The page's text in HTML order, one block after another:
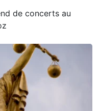
de concerts au